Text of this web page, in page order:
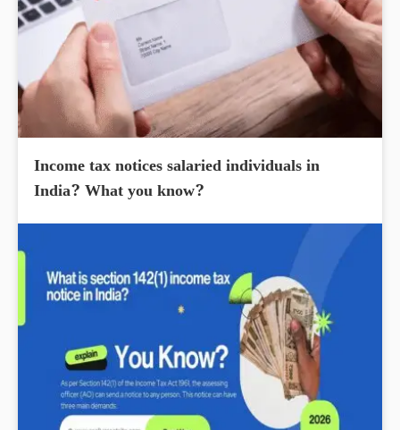
Income tax notices salaried individuals in
India? What you know?